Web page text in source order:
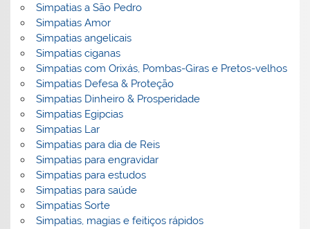
Simpatias a São Pedro
Simpatias Amor
Simpatias angelicais
Simpatias ciganas
Simpatias com Orixás, Pombas-Giras e Pretos-velhos
Simpatias Defesa & Proteção
Simpatias Dinheiro & Prosperidade
Simpatias Egipcias
Simpatias Lar
Simpatias para dia de Reis
Simpatias para engravidar
Simpatias para estudos
Simpatias para saúde
Simpatias Sorte
Simpatias, magias e feitiços rápidos